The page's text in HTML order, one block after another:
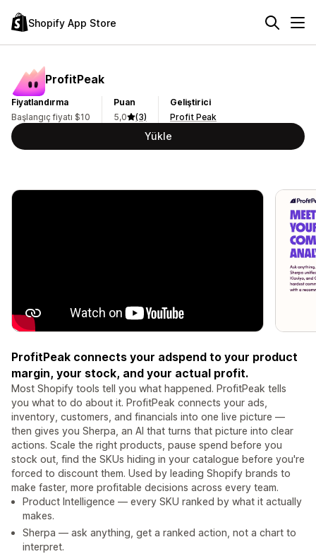
Shopify App Store
ProfitPeak
Fiyatlandırma
Başlangıç fiyatı $10
Puan
5,0
(3)
Geliştirici
Profit Peak
Yükle
ProfitPeak connects your adspend to your product
margin, your stock, and your actual profit.
Most Shopify tools tell you what happened. ProfitPeak tells
you what to do about it. ProfitPeak connects your ads,
inventory, customers, and financials into one live picture —
then gives you Sherpa, an AI that turns that picture into clear
actions. Scale the right products, pause spend before you
stock out, find the SKUs hiding in your catalogue before you're
forced to discount them. Used by leading Shopify brands to
make faster, more profitable decisions across every team.
Product Intelligence — every SKU ranked by what it actually
makes.
Sherpa — ask anything, get a ranked action, not a chart to
interpret.